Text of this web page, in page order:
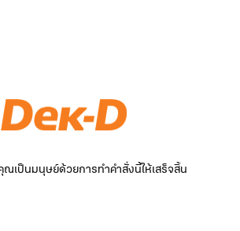
ณเป็นมนุษย์ด้วยการทำคำสั่งนี้ให้เสร็จสิ้น